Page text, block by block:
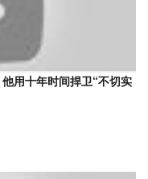
用十年时间捍卫“不切实